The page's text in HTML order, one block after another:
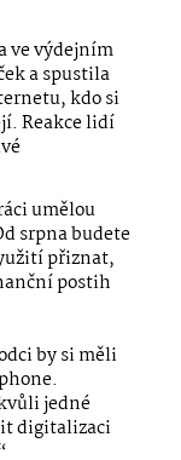
ve výdejním
a spustila
kdo si
Reakce lidí
umělou
srpna budete
přiznat,
postih
by si měli
jedné
digitalizaci